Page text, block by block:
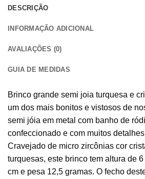
DESCRIÇÃO
INFORMAÇÃO ADICIONAL
AVALIAÇÕES (0)
GUIA DE MEDIDAS
Brinco grande semi joia turquesa e
um dos mais bonitos e vistosos de
semi jóia em metal com banho de
confeccionado e com muitos
Cravejado de micro zircônias cor
turquesas, este brinco tem altura de
cm e pesa 12,5 gramas. O fecho